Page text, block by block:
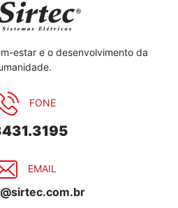
estar e o desenvolvimento da
FONE
EMAIL